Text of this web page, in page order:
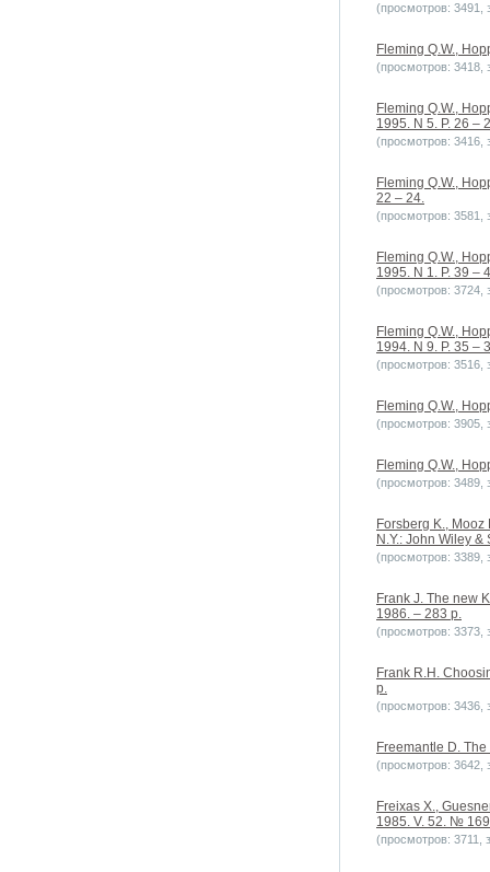
(просмотров: 3491,
Fleming Q.W.,
(просмотров: 3418,
Fleming Q.W.,
1995. N 5. P. 26 –
(просмотров: 3416,
Fleming Q.W.,
22 – 24.
(просмотров: 3581,
Fleming Q.W.,
1995. N 1. P. 39 –
(просмотров: 3724,
Fleming Q.W.,
1994. N 9. P. 35 –
(просмотров: 3516,
Fleming Q.W.,
(просмотров: 3905,
Fleming Q.W.,
(просмотров: 3489,
Forsberg K.,
N.Y.: John Wiley &
(просмотров: 3389,
Frank J. The new
1986. – 283 p.
(просмотров: 3373,
Frank R.H.
p.
(просмотров: 3436,
Freemantle D.
(просмотров: 3642,
Freixas X.,
1985. V. 52. №
(просмотров: 3711,